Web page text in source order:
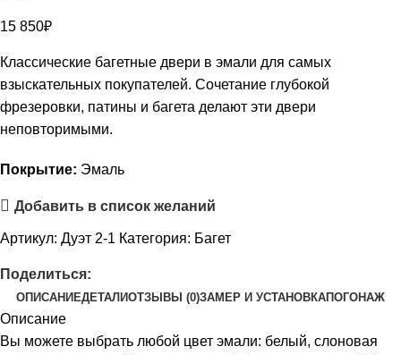
15 850₽
Классические багетные двери в эмали для самых
взыскательных покупателей. Сочетание глубокой
фрезеровки, патины и багета делают эти двери
неповторимыми.
Покрытие: Эмаль
Добавить в список желаний
Артикул: Дуэт 2-1 Категория: Багет
Поделиться:
ОПИСАНИЕДЕТАЛИОТЗЫВЫ (0)ЗАМЕР И УСТАНОВКАПОГОНАЖ
Описание
Вы можете выбрать любой цвет эмали: белый, слоновая